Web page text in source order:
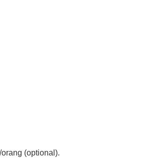
(optional).